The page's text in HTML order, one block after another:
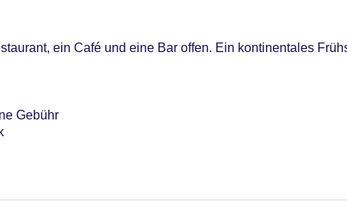
12
ein Café und eine Bar offen. Ein kontinentales
Gebühr